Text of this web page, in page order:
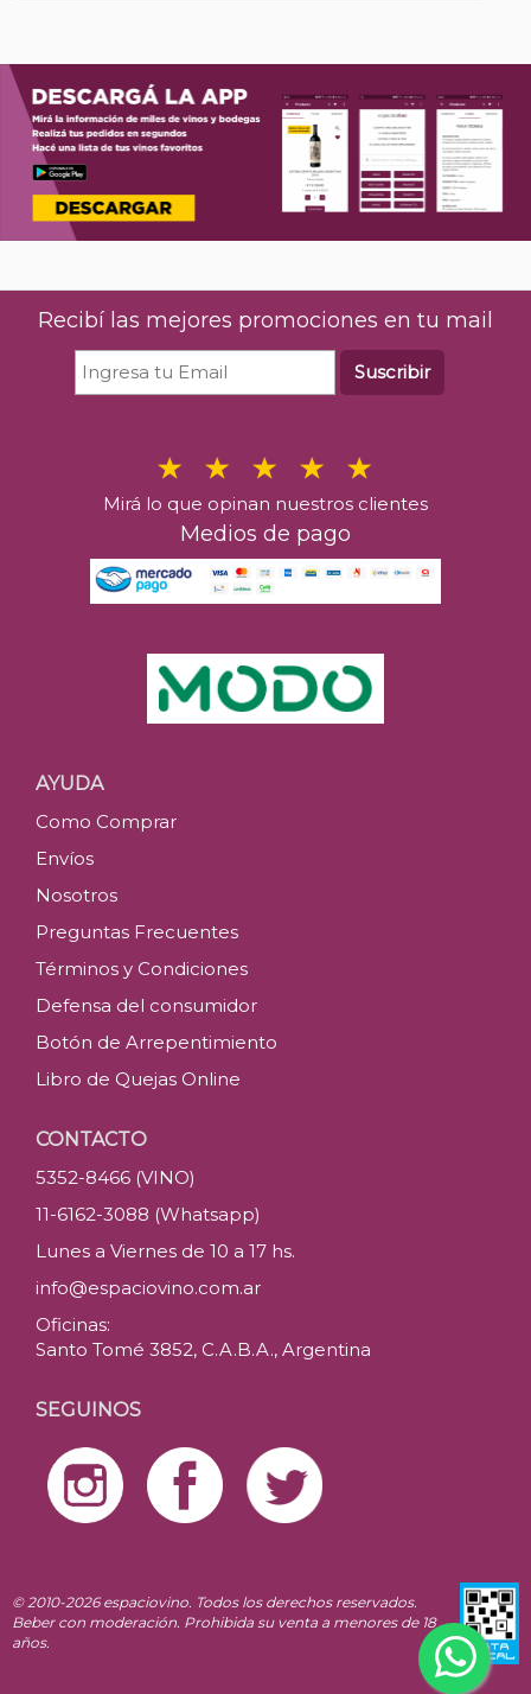
Recibí las mejores promociones en tu mail
Suscribir
Mirá lo que opinan nuestros clientes
Medios de pago
AYUDA
Como Comprar
Envíos
Nosotros
Preguntas Frecuentes
Términos y Condiciones
Defensa del consumidor
Botón de Arrepentimiento
Libro de Quejas Online
CONTACTO
5352-8466 (VINO)
11-6162-3088 (Whatsapp)
Lunes a Viernes de 10 a 17 hs.
info@espaciovino.com.ar
Oficinas:
Santo Tomé 3852, C.A.B.A., Argentina
SEGUINOS
© 2010-2026 espaciovino. Todos los derechos reservados.
Beber con moderación. Prohibida su venta a menores de 18
años.